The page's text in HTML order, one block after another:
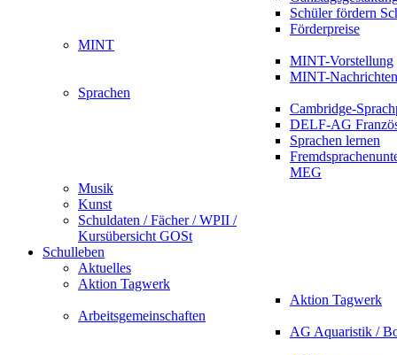
Schüler fördern
Förderpreise
MINT
MINT-Vorstellung
MINT-Nachrichten
Sprachen
Cambridge-
DELF-AG
Sprachen lernen
MEG
Musik
Kunst
Schuldaten / Fächer / WPII /
Kursübersicht GOSt
Schulleben
Aktuelles
Aktion Tagwerk
Aktion Tagwerk
Arbeitsgemeinschaften
AG Aquaristik /